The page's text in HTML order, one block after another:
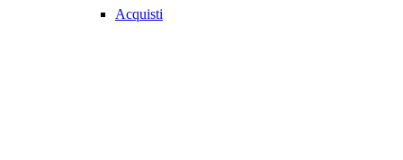
Acquisti